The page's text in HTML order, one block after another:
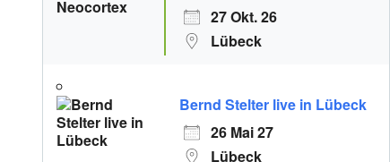
27 Okt. 26
Lübeck
Bernd Stelter live in Lübeck
26 Mai 27
Lübeck